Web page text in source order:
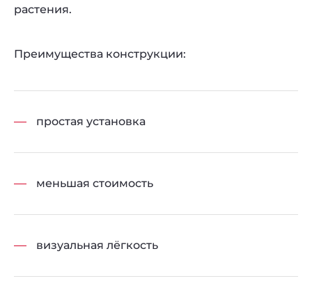
растения.
Преимущества конструкции:
простая установка
меньшая стоимость
визуальная лёгкость